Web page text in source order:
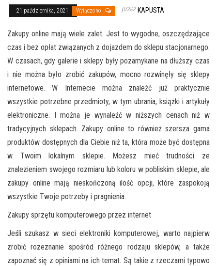
21 października, 2021 Wyłączono przez KAPUSTA
Zakupy online mają wiele zalet. Jest to wygodne, oszczędzające
czas i bez opłat związanych z dojazdem do sklepu stacjonarnego.
W czasach, gdy galerie i sklepy były pozamykane na dłuższy czas
i nie można było zrobić zakupów, mocno rozwinęły się sklepy
internetowe. W Internecie można znaleźć już praktycznie
wszystkie potrzebne przedmioty, w tym ubrania, książki i artykuły
elektroniczne. I można je wynaleźć w niższych cenach niż w
tradycyjnych sklepach. Zakupy online to również szersza gama
produktów dostępnych dla Ciebie niż ta, która może być dostępna
w Twoim lokalnym sklepie. Możesz mieć trudności ze
znalezieniem swojego rozmiaru lub koloru w pobliskim sklepie, ale
zakupy online mają nieskończoną ilość opcji, które zaspokoją
wszystkie Twoje potrzeby i pragnienia.
Zakupy sprzętu komputerowego przez internet
Jeśli szukasz w sieci elektroniki komputerowej, warto najpierw
zrobić rozeznanie spośród różnego rodzaju sklepów, a także
zapoznać się z opiniami na ich temat. Są takie z rzeczami typowo